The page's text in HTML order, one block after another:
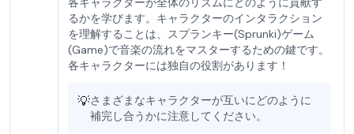
るかを学びます。キャラクターのインタラクション
を理解することは、スプランキー(Sprunki)ゲーム
(Game)で音楽の流れをマスターするための鍵です。
各キャラクターには独自の役割があります！
💡さまざまなキャラクターが互いにどのように
補完し合うかに注意してください。